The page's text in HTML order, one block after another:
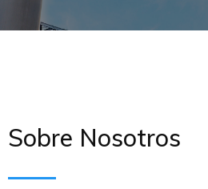
Sobre Nosotros